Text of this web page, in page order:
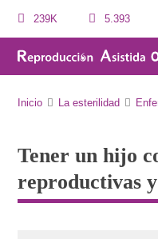
239K 5.393
Inicio La esterilidad
Tener un hijo
reproductivas